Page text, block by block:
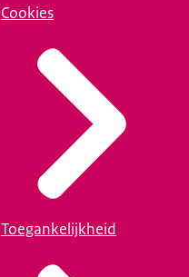
Cookies
Toegankelijkheid